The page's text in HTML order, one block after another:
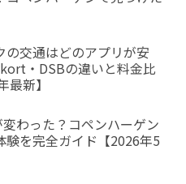
の交通はどのアプリが安
・DSBの違いと料金比
最新】
変わった？コペンハーゲン
験を完全ガイド【2026年5